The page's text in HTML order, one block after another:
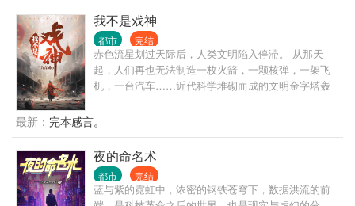
我不是戏神
都市 完结
赤色流星划过天际后，人类文明陷入停滞。 从那天
起，人们再也无法制造一枚火箭，一颗核弹，一架飞
机，一台汽车……近代科学堆砌而成的文明金字塔轰
拖入无序的深渊。 在这个时代，人命渺如尘埃； 在这
个时代，人类灿若星辰。 大厦将倾，有人见一戏子屹
立文明废墟之上，红帔似血，时笑时哭， 时代的帘幕
在他身后缓缓打开，他张开双臂，对着累累众生轻声
低语—— “好戏……开场。”
最新： 完本感言。
夜的命名术
都市 完结
蓝与紫的霓虹中，浓密的钢铁苍穹下，数据洪流的前